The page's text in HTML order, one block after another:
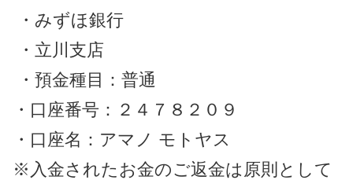
・みずほ銀行
・立川支店
・預金種目：普通
・口座番号：２４７８２０９
・口座名：アマノ モトヤス
※入金されたお金のご返金は原則として